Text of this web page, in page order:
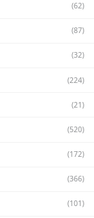
(62)
(87)
(32)
(224)
(21)
(520)
(172)
(366)
(101)